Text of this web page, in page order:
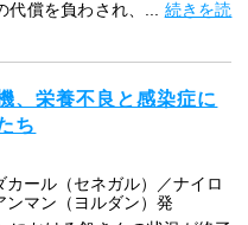
代償を負わされ、... 続きを読
、栄養不良と感染症に
ち
カール（セネガル）／ナイロ
ンマン（ヨルダン）発